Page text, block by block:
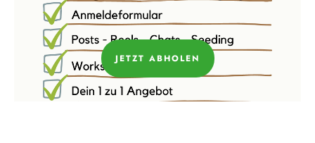
JETZT ABHOLEN